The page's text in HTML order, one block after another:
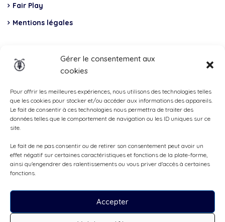
Gérer le consentement aux
cookies
Pour offrir les meilleures expériences, nous utilisons des technologies telles
que les cookies pour stocker et/ou accéder aux informations des appareils.
Le fait de consentir à ces technologies nous permettra de traiter des
données telles que le comportement de navigation ou les ID uniques sur ce
site.
Le fait de ne pas consentir ou de retirer son consentement peut avoir un
effet négatif sur certaines caractéristiques et fonctions de la plate-forme,
ainsi qu'engendrer des ralentissements ou vous priver d'accès à certaines
fonctions.
Accepter
Fair Play
Mentions légales
Total Casco, Partner
Methods
of
payment